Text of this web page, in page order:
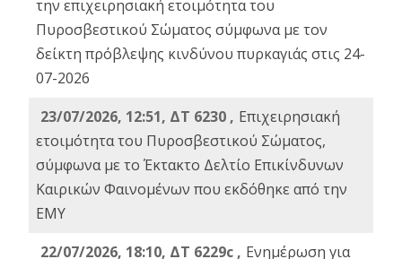
την επιχειρησιακή ετοιμότητα του
Πυροσβεστικού Σώματος σύμφωνα με τον
δείκτη πρόβλεψης κινδύνου πυρκαγιάς στις 24-
07-2026
23/07/2026, 12:51, ΔΤ 6230 , Επιχειρησιακή
ετοιμότητα του Πυροσβεστικού Σώματος,
σύμφωνα με το Έκτακτο Δελτίο Επικίνδυνων
Καιρικών Φαινομένων που εκδόθηκε από την
ΕΜΥ
22/07/2026, 18:10, ΔΤ 6229c , Ενημέρωση για